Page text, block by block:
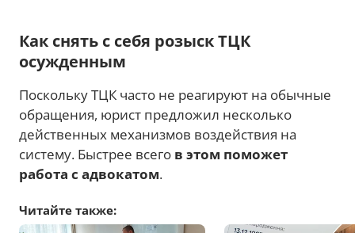
Как снять с себя розыск ТЦК
осужденным
Поскольку ТЦК часто не реагируют на обычные
обращения, юрист предложил несколько
действенных механизмов воздействия на
систему. Быстрее всего в этом поможет
работа с адвокатом.
Читайте также: